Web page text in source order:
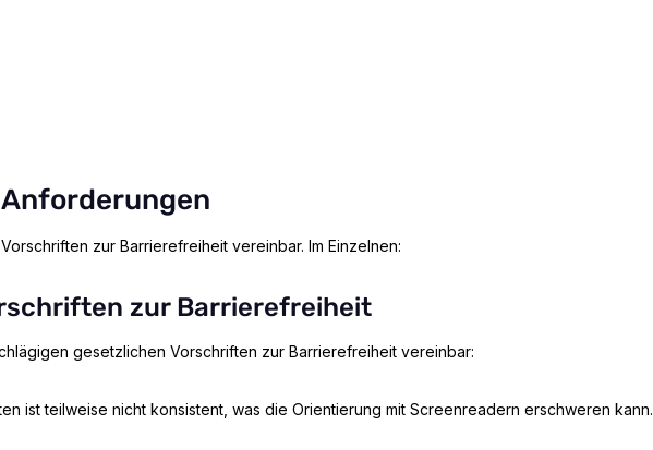
zur Barrierefreiheit vereinbar. Im Einzelnen:
zur Barrierefreiheit
gesetzlichen Vorschriften zur Barrierefreiheit vereinbar:
ist teilweise nicht konsistent, was die Orientierung mit Screenreadern erschweren kann.